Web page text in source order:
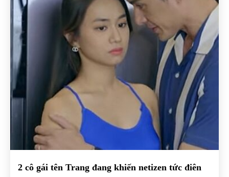
2 cô gái tên Trang đang khiến netizen tức điên